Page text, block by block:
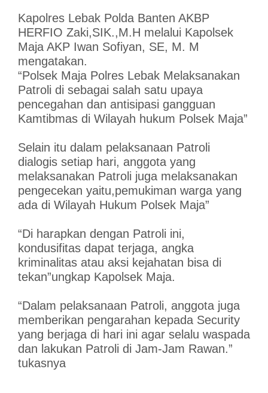
Kapolres Lebak Polda Banten AKBP
HERFIO Zaki,SIK.,M.H melalui Kapolsek
Maja AKP Iwan Sofiyan, SE, M. M
mengatakan.
“Polsek Maja Polres Lebak Melaksanakan
Patroli di sebagai salah satu upaya
pencegahan dan antisipasi gangguan
Kamtibmas di Wilayah hukum Polsek Maja”
Selain itu dalam pelaksanaan Patroli
dialogis setiap hari, anggota yang
melaksanakan Patroli juga melaksanakan
pengecekan yaitu,pemukiman warga yang
ada di Wilayah Hukum Polsek Maja”
“Di harapkan dengan Patroli ini,
kondusifitas dapat terjaga, angka
kriminalitas atau aksi kejahatan bisa di
tekan”ungkap Kapolsek Maja.
“Dalam pelaksanaan Patroli, anggota juga
memberikan pengarahan kepada Security
yang berjaga di hari ini agar selalu waspada
dan lakukan Patroli di Jam-Jam Rawan.”
tukasnya